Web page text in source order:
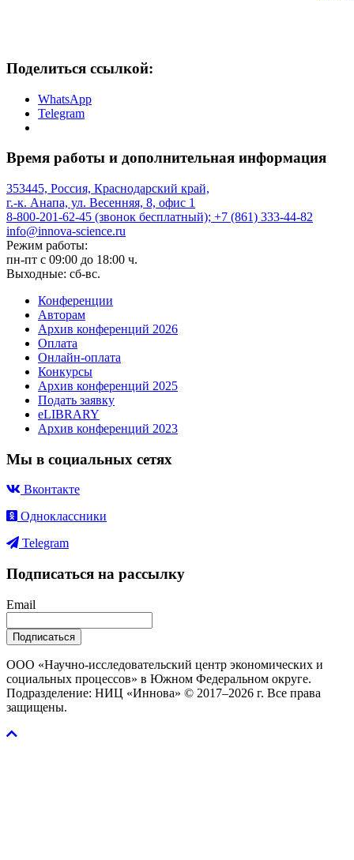
Поделиться ссылкой:
WhatsApp
Telegram
Время работы и дополнительная информация
353445, Россия, Краснодарский край,
г.-к. Анапа, ул. Весенняя, 8, офис 1
8-800-201-62-45 (звонок бесплатный); +7 (861) 333-44-82
info@innova-science.ru
Режим работы:
пн-пт с 09:00 до 18:00 ч.
Выходные: сб-вс.
Конференции
Авторам
Архив конференций 2026
Оплата
Онлайн-оплата
Конкурсы
Архив конференций 2025
Подать заявку
eLIBRARY
Архив конференций 2023
Мы в социальных сетях
Вконтакте
Одноклассники
Telegram
Подписаться на рассылку
Email
Подписаться
ООО «Научно-исследовательский центр экономических и
социальных процессов» в Южном Федеральном округе.
Подразделение: НИЦ «Иннова» © 2017–2026 г. Все права
защищены.